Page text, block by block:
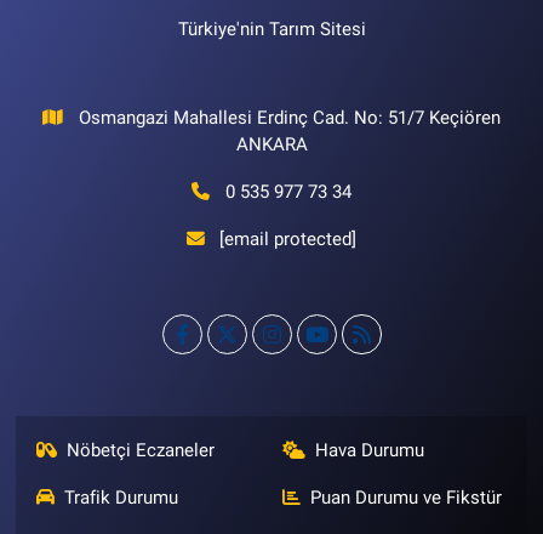
Türkiye'nin Tarım Sitesi
Osmangazi Mahallesi Erdinç Cad. No: 51/7 Keçiören
ANKARA
0 535 977 73 34
[email protected]
Nöbetçi Eczaneler Hava Durumu
Trafik Durumu Puan Durumu ve Fikstür